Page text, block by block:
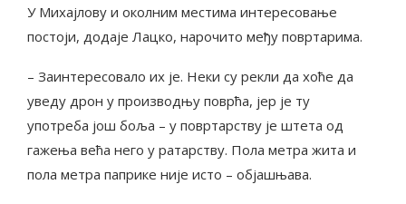
У Михајлову и околним местима интересовање
постоји, додаје Лацко, нарочито међу повртарима.
– Заинтересовало их је. Неки су рекли да хоће да
уведу дрон у производњу поврћа, јер је ту
употреба још боља – у повртарству је штета од
гажења већа него у ратарству. Пола метра жита и
пола метра паприке није исто – објашњава.